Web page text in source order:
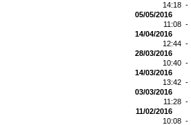
14:18 -
05/05/2016
11:08 -
14/04/2016
12:44 -
28/03/2016
10:40 -
14/03/2016
13:42 -
03/03/2016
11:28 -
11/02/2016
10:08 -